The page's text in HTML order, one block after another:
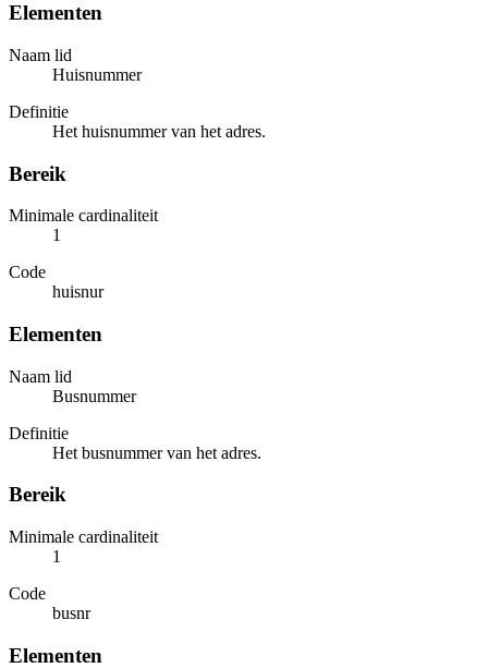
Elementen
Naam lid
Huisnummer
Definitie
Het huisnummer van het adres.
Bereik
Minimale cardinaliteit
1
Code
huisnur
Elementen
Naam lid
Busnummer
Definitie
Het busnummer van het adres.
Bereik
Minimale cardinaliteit
1
Code
busnr
Elementen